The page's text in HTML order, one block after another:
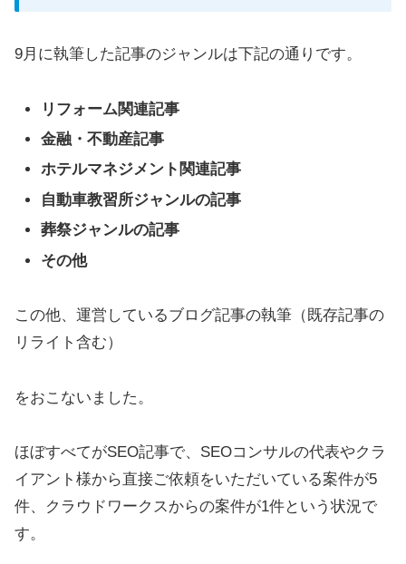
9月に執筆した記事のジャンルは下記の通りです。
リフォーム関連記事
金融・不動産記事
ホテルマネジメント関連記事
自動車教習所ジャンルの記事
葬祭ジャンルの記事
その他
この他、運営しているブログ記事の執筆（既存記事の
リライト含む）
をおこないました。
ほぼすべてがSEO記事で、SEOコンサルの代表やクラ
イアント様から直接ご依頼をいただいている案件が5
件、クラウドワークスからの案件が1件という状況で
す。